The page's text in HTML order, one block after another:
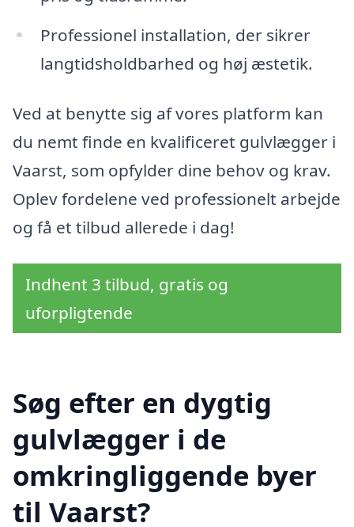
Professionel installation, der sikrer
langtidsholdbarhed og høj æstetik.
Ved at benytte sig af vores platform kan
du nemt finde en kvalificeret gulvlægger i
Vaarst, som opfylder dine behov og krav.
Oplev fordelene ved professionelt arbejde
og få et tilbud allerede i dag!
Indhent 3 tilbud, gratis og
uforpligtende
Søg efter en dygtig
gulvlægger i de
omkringliggende byer
til Vaarst?